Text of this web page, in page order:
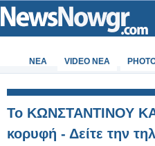
ΝΕΑ VIDEO NEA
Το ΚΩΝΣΤΑΝΤΙΝΟΥ
κορυφή - Δείτε την